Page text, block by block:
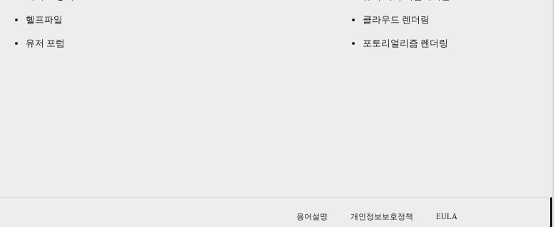
헬프파일
유저 포럼
클라우드 렌더링
포토리얼리즘 렌더링
용어설명 개인정보보호정책 EULA